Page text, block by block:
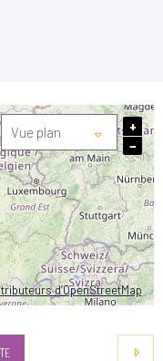
d’OpenStreetMap
+
−